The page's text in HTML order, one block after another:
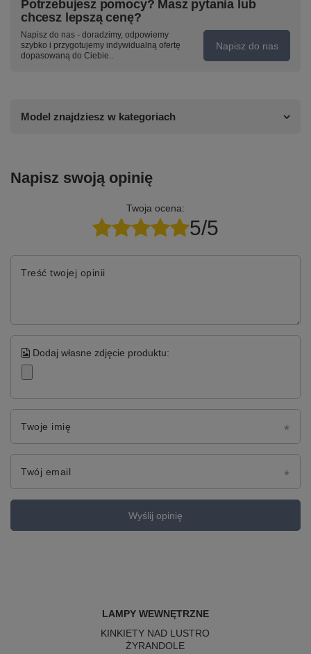
Potrzebujesz pomocy? Masz pytania lub
chcesz lepszą cenę?
Napisz do nas - doradzimy, odpowiemy
szybko i przygotujemy indywidualną ofertę
dopasowaną do Ciebie..
Napisz do nas
Model znajdziesz w kategoriach
Napisz swoją opinię
Twoja ocena:
5/5
Treść twojej opinii
Dodaj własne zdjęcie produktu:
Twoje imię
Twój email
Wyślij opinię
LAMPY WEWNĘTRZNE
KINKIETY NAD LUSTRO
ŻYRANDOLE